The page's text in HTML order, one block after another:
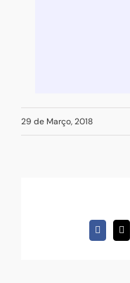
29 de Março, 2018
Facebook
X